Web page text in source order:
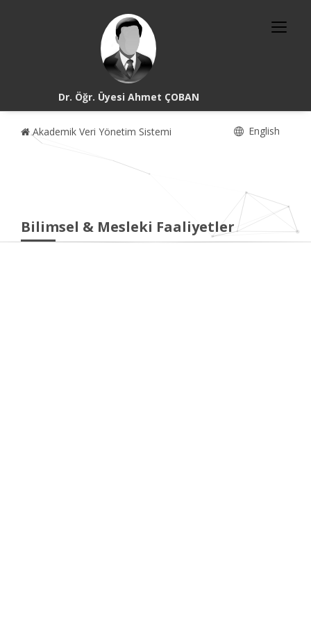
Dr. Öğr. Üyesi Ahmet ÇOBAN
Akademik Veri Yönetim Sistemi English
Bilimsel & Mesleki Faaliyetler